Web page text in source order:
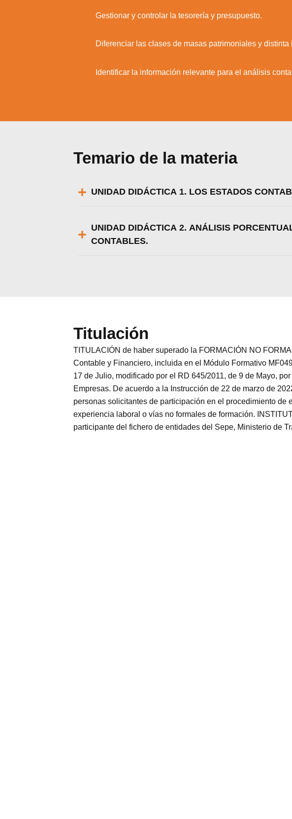
Gestionar y controlar la tesorería y presupuesto.
Diferenciar las clases de masas patrimoniales y
Identificar la información relevante para el análisis
Temario de la materia
UNIDAD DIDÁCTICA 1. LOS ESTADOS
UNIDAD DIDÁCTICA 2. ANÁLISIS
CONTABLES.
Titulación
TITULACIÓN de haber superado la FORMACIÓN NO
Contable y Financiero, incluida en el Módulo Formativo
17 de Julio, modificado por el RD 645/2011, de 9 de Mayo,
Empresas. De acuerdo a la Instrucción de 22 de marzo de
personas solicitantes de participación en el procedimiento
experiencia laboral o vías no formales de formación.
participante del fichero de entidades del Sepe, Ministerio de